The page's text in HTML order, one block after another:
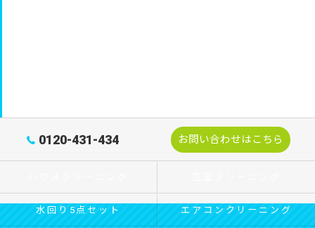
0120-431-434 お問い合わせはこちら
水回り5点セット エアコンクリーニング